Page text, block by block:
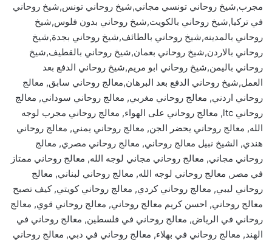
مجرب,شيخ روحاني تونسي مجاني,شيخ روحاني تونس,شيخ روحاني
في تركيا,شيخ روحاني بالكويت,شيخ روحاني بدون فلوس,شيخ
روحاني بالمدينه,شيخ روحاني بالطائف,شيخ روحاني بجدة,شيخ
روحاني بالاردن,شيخ روحاني بعمان,شيخ روحاني بالقطيف,شيخ
روحاني باليمن,شيخ روحاني ابو مريم,شيخ روحاني الدفع بعد
العمل,شيخ روحاني الدفع بعد البرهان,معالج روحاني سابق, معالج
روحاني اردني, معالج روحاني مغربي, معالج روحاني سوداني, معالج
روحاني ltc, معالج روحاني على الهواء, معالج روحاني مجرب لوجه
الله, معالج روحاني يحضر الجن, معالج روحاني يمني, معالج روحاني
هندي, الشيخ نبيل معالج روحاني, معالج روحاني مصري, معالج
روحاني مجاني, معالج روحاني مجاني لوجه الله, معالج روحاني ممتاز
في مصر, معالج روحاني لوجه الله, معالج روحاني لبناني, معالج
روحاني ليبي, معالج روحاني كردي, معالج روحاني كويتي, كيف تصبح
معالج روحاني, احسن كريم معالج روحاني, معالج روحاني قوي, معالج
روحاني في الرياض, معالج روحاني في فلسطين, معالج روحاني في
الهند, معالج روحاني في بهلاء, معالج روحاني في دبي, معالج روحاني